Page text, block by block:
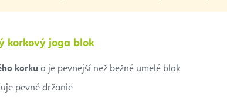
korkový joga blok
korku a je pevnejší než bežné umelé blok
pevné držanie